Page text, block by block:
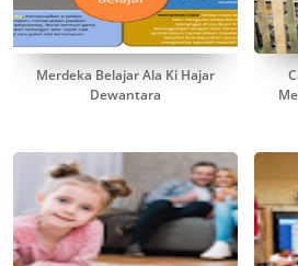
Merdeka Belajar Ala Ki Hajar
Dewantara